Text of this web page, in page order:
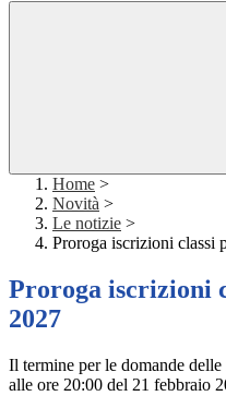
Home >
Novità >
Le notizie >
Proroga iscrizioni classi
Proroga iscrizioni
2027
Il termine per le domande
alle ore 20:00 del 21 febbraio